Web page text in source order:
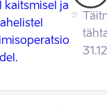
kaitsmisel ja